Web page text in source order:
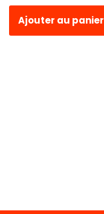
Ajouter au panier